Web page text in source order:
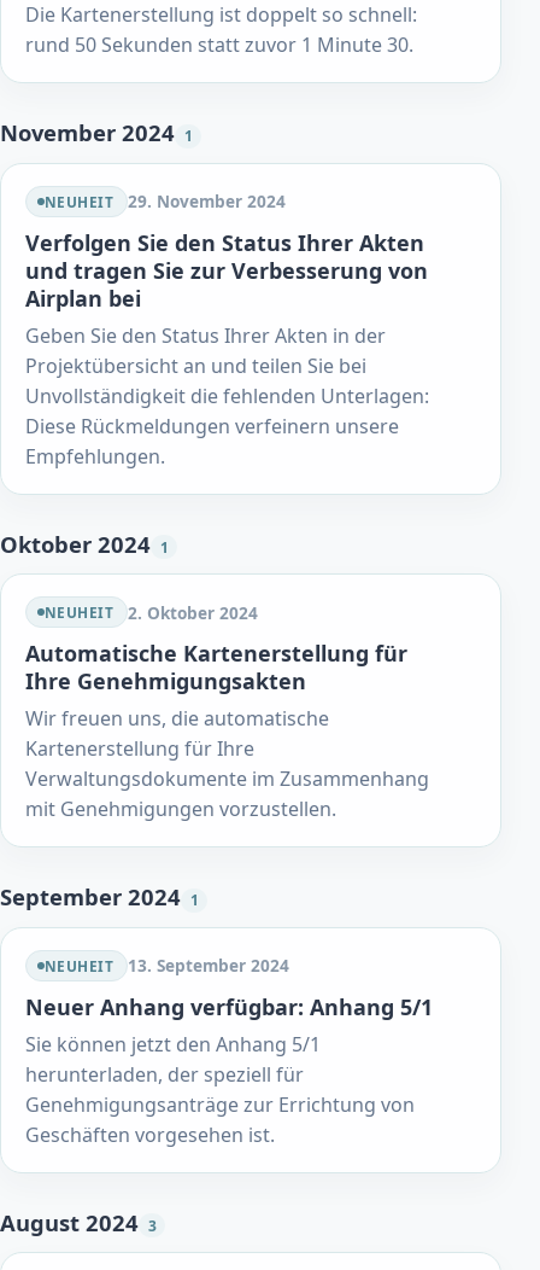
Die Kartenerstellung ist doppelt so schnell:
rund 50 Sekunden statt zuvor 1 Minute 30.
November 2024 1
NEUHEIT 29. November 2024
Verfolgen Sie den Status Ihrer Akten
und tragen Sie zur Verbesserung von
Airplan bei
Geben Sie den Status Ihrer Akten in der
Projektübersicht an und teilen Sie bei
Unvollständigkeit die fehlenden Unterlagen:
Diese Rückmeldungen verfeinern unsere
Empfehlungen.
Oktober 2024 1
NEUHEIT 2. Oktober 2024
Automatische Kartenerstellung für
Ihre Genehmigungsakten
Wir freuen uns, die automatische
Kartenerstellung für Ihre
Verwaltungsdokumente im Zusammenhang
mit Genehmigungen vorzustellen.
September 2024 1
NEUHEIT 13. September 2024
Neuer Anhang verfügbar: Anhang 5/1
Sie können jetzt den Anhang 5/1
herunterladen, der speziell für
Genehmigungsanträge zur Errichtung von
Geschäften vorgesehen ist.
August 2024 3